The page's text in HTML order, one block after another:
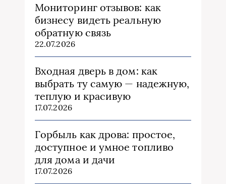
Мониторинг отзывов: как
бизнесу видеть реальную
обратную связь
22.07.2026
Входная дверь в дом: как
выбрать ту самую — надежную,
теплую и красивую
17.07.2026
Горбыль как дрова: простое,
доступное и умное топливо
для дома и дачи
17.07.2026